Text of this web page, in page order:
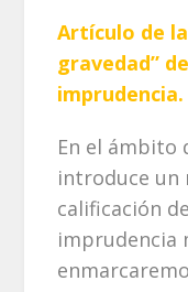
Artículo de
gravedad”
imprudencia.
En el ámbito
introduce un
calificación
imprudencia